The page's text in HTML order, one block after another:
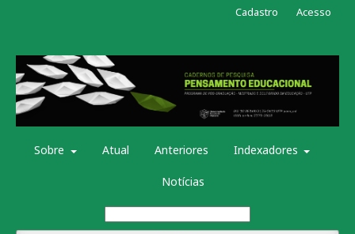
Sobre Atual Anteriores Indexadores
Notícias
Cadastro Acesso